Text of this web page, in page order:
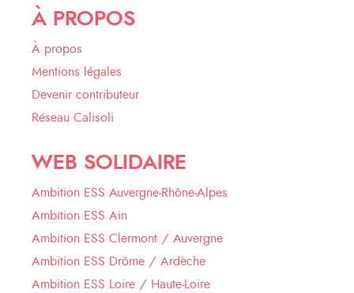
À PROPOS
À propos
Mentions légales
Devenir contributeur
Réseau Calisoli
WEB SOLIDAIRE
Ambition ESS Auvergne-Rhône-Alpes
Ambition ESS Ain
Ambition ESS Clermont / Auvergne
Ambition ESS Drôme / Ardèche
Ambition ESS Loire / Haute-Loire